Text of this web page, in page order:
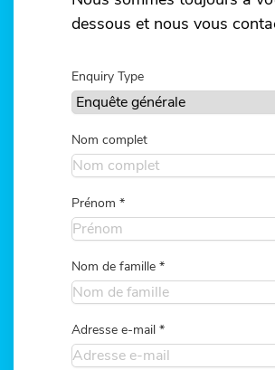
dessous et nous vous
Enquiry Type
Nom complet
Prénom *
Nom de famille *
Adresse e-mail *